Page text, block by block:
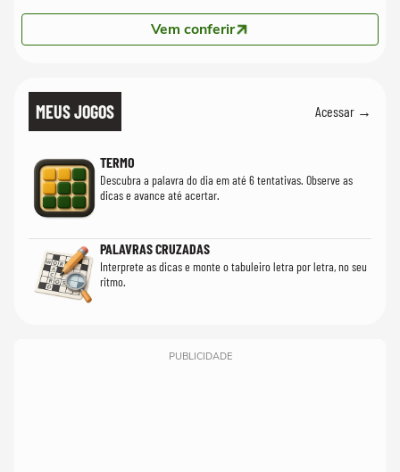
Vem conferir
MEUS JOGOS Acessar →
TERMO
Descubra a palavra do dia em até 6 tentativas. Observe as
dicas e avance até acertar.
PALAVRAS CRUZADAS
Interprete as dicas e monte o tabuleiro letra por letra, no seu
ritmo.
PUBLICIDADE